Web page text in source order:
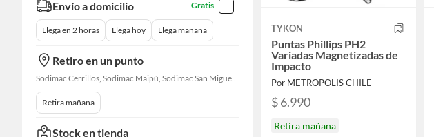
Envío a domicilio Gratis
Llega en 2 horas Llega hoy Llega mañana
Retiro en un punto
Sodimac Cerrillos, Sodimac Maipú, Sodimac San Miguel, Sodimac El Bosque, Sodimac San Bernardo, Constructor Cantagallo, Sodimac Talagante, Sodimac San Fernando
Retira mañana
Stock en tienda
TYKON
Puntas Phillips PH2
Variadas Magnetizadas de
Impacto
Por METROPOLIS CHILE
$ 6.990
Retira mañana